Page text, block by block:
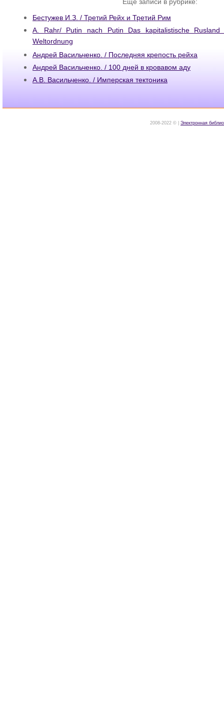
Бестужев И.З. / Третий Рейх и Третий Рим
А. Rahr/ Putin nach Putin Das kapitalistische
Weltordnung
Андрей Васильченко. / Последняя крепость рейха
Андрей Васильченко. / 100 дней в кровавом аду
А.В. Васильченко. / Имперская тектоника
2008-2022 © | Электронная